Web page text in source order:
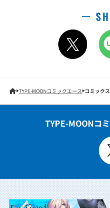
TYPE-MOONコミックエース コミックス
TYPE-MOONコ